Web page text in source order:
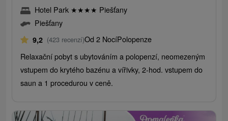
Hotel Park ★★★★ Piešťany
Piešťany
9,2 (423 recenzí)Od 2 NocíPolopenze
Relaxační pobyt s ubytováním a polopenzí, neomezeným
vstupem do krytého bazénu a vířivky, 2-hod. vstupem do
saun a 1 procedurou v ceně.